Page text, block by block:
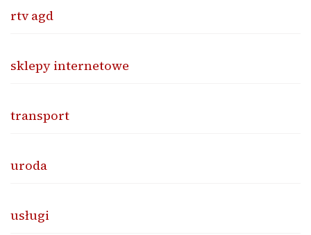
rtv agd
sklepy internetowe
transport
uroda
usługi